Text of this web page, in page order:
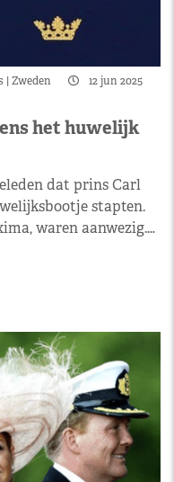
Zweden
12 jun 2025
het huwelijk
dat prins Carl
stapten.
waren aanwezig.…